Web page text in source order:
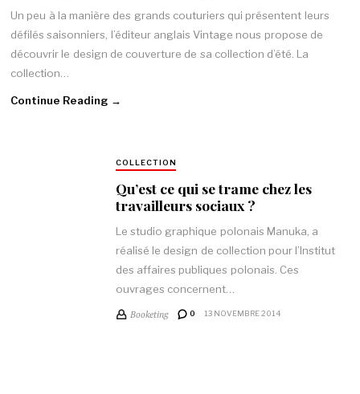
Un peu à la manière des grands couturiers qui présentent leurs
défilés saisonniers, l’éditeur anglais Vintage nous propose de
découvrir le design de couverture de sa collection d’été. La
collection…
Continue Reading →
COLLECTION
Qu’est ce qui se trame chez les
travailleurs sociaux ?
Le studio graphique polonais Manuka, a
réalisé le design de collection pour l’Institut
des affaires publiques polonais. Ces
ouvrages concernent…
Booketing 0 13 NOVEMBRE 2014